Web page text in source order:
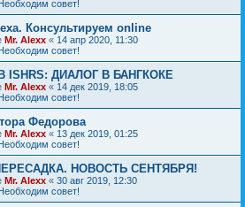
совет!
Консультируем online
Mr. Alexx « 14 апр 2020, 11:30
совет!
ДИАЛОГ В БАНГКОКЕ
Mr. Alexx « 14 дек 2019, 18:05
совет!
Федорова
Mr. Alexx « 13 дек 2019, 01:25
совет!
НОВОСТЬ СЕНТЯБРЯ!
Mr. Alexx « 30 авг 2019, 12:30
совет!